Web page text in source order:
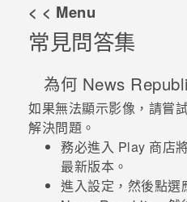
智慧型手機
VIVERSE
優惠專區
焦點訊息
校園專案
銷售門市
< < Menu
常見問答集
為何 News
如果無法顯示影像，請嘗
解決問題。
務必進入 Play 商店
最新版本。
進入設定 ，然後點選